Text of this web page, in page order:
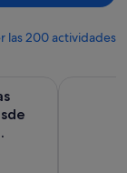
las 200 actividades